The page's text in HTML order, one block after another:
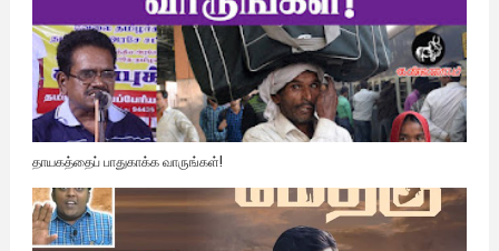
தாயகத்தைப் பாதுகாக்க வாருங்கள்!